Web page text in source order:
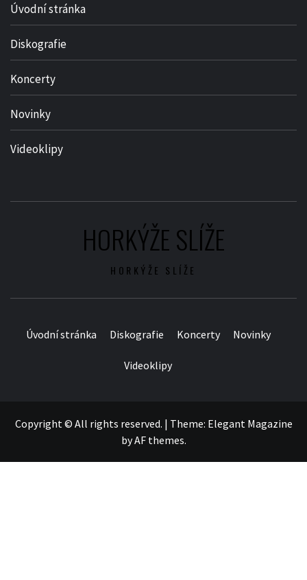
Úvodní stránka
Diskografie
Koncerty
Novinky
Videoklipy
HORKÝŽE SLÍŽE
HORKÝŽE SLÍŽE
Úvodní stránka Diskografie Koncerty Novinky
Videoklipy
Copyright © All rights reserved. | Theme: Elegant Magazine
byAF themes.